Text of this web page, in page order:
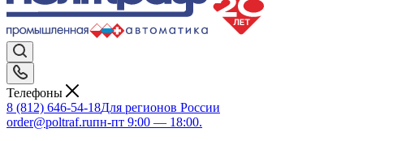
Телефоны
8 (812) 646-54-18Для регионов России
order@poltraf.ruпн-пт 9:00 — 18:00.